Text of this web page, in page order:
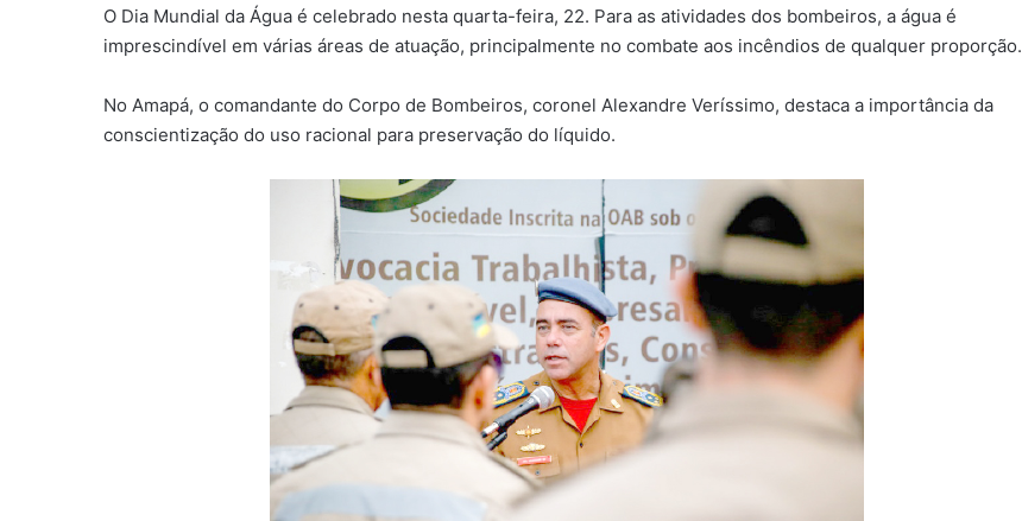
O Dia Mundial da Água é celebrado nesta quarta-feira, 22. Para as atividades dos bombeiros, a água é
imprescindível em várias áreas de atuação, principalmente no combate aos incêndios de qualquer proporção.
No Amapá, o comandante do Corpo de Bombeiros, coronel Alexandre Veríssimo, destaca a importância da
conscientização do uso racional para preservação do líquido.